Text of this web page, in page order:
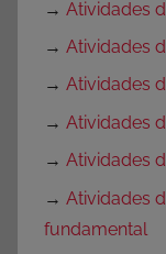
→ Atividades
→ Atividades
→ Atividades
→ Atividades
→ Atividades
→ Atividades
fundamental